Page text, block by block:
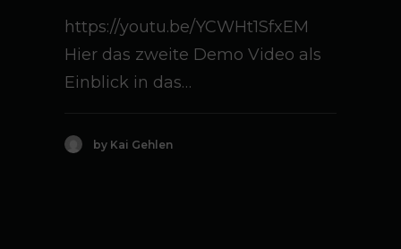
https://youtu.be/YCWHt1SfxEM
Hier das zweite Demo Video als
Einblick in das…
by Kai Gehlen